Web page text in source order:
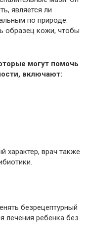
является ли
по природе.
образец кожи, чтобы
могут помочь
включают:
характер, врач также
безрецептурный
лечения ребенка без